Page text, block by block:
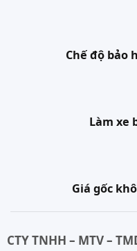
Chế độ bảo
Làm xe
Giá gốc
CTY TNHH – MTV –